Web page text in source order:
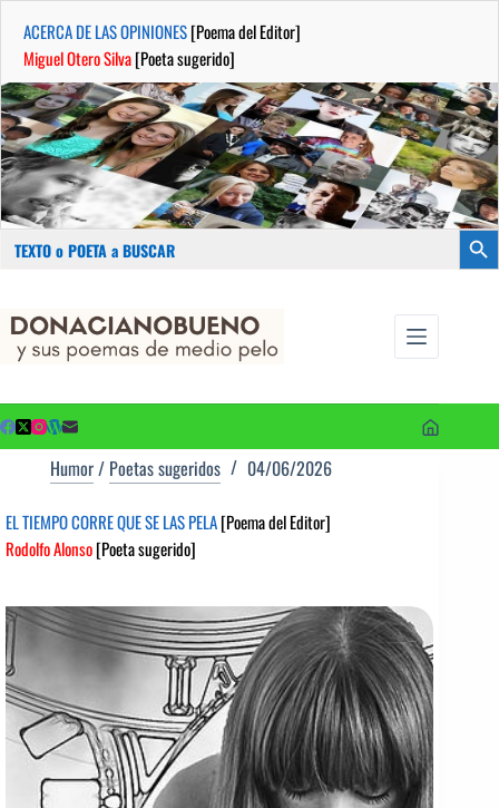
ACERCA DE LAS OPINIONES[Poema del Editor]
Miguel Otero Silva[Poeta sugerido]
Buscar:
contenido
Humor/ Poetas sugeridos 04/06/2026
EL TIEMPO CORRE QUE SE LAS PELA[Poema del Editor]
Rodolfo Alonso[Poeta sugerido]